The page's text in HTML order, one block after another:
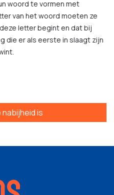
woord te vormen met
van het woord moeten ze
letter begint en dat bij
die er als eerste in slaagt zijn
nabijheid is